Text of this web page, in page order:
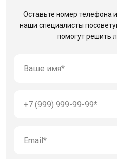
Оставьте номер телефона
наши специалисты
помогут решить